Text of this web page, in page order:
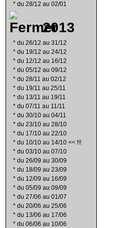
* du 28/12 au 02/01
2013
* du 26/12 au 31/12
* du 19/12 au 24/12
* du 12/12 au 16/12
* du 05/12 au 09/12
* du 28/11 au 02/12
* du 19/11 au 25/11
* du 13/11 au 19/11
* du 07/11 au 11/11
* du 30/10 au 04/11
* du 23/10 au 28/10
* du 17/10 au 22/10
* du 10/10 au 14/10 << !!!
* du 03/10 au 07/10
* du 26/09 au 30/09
* du 18/09 au 23/09
* du 12/09 au 16/09
* du 05/09 au 09/09
* du 27/06 au 01/07
* du 20/06 au 25/06
* du 13/06 au 17/06
* du 06/06 au 10/06